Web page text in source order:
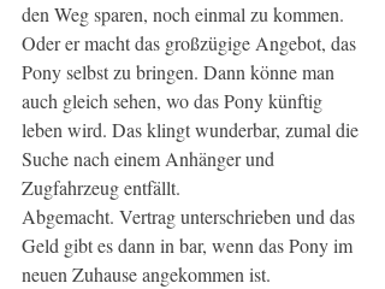
den Weg sparen, noch einmal zu kommen.
Oder er macht das großzügige Angebot, das
Pony selbst zu bringen. Dann könne man
auch gleich sehen, wo das Pony künftig
leben wird. Das klingt wunderbar, zumal die
Suche nach einem Anhänger und
Zugfahrzeug entfällt.
Abgemacht. Vertrag unterschrieben und das
Geld gibt es dann in bar, wenn das Pony im
neuen Zuhause angekommen ist.